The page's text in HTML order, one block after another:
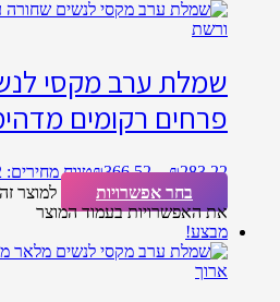
שמלת ערב מקסי
פרחים רקומים
₪283.22
–
₪366.52 טווח מחירים: ⁦₪283.22⁩ עד ⁦₪366.52⁩
בחר אפשרויות
למוצר
את האפשרויות בעמוד המוצר
מבצע!